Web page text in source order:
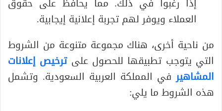
العملاء ويوفر لهم تجربة إعلانية إيجابية.
من ناحية أخرى، هناك مجموعة متنوعة من الشروط
التي يتوجب تطبيقها للحصول على ترخيص إعلانات
المشاهير في المملكة العربية السعودية. وتشمل
هذه الشروط ما يلي: